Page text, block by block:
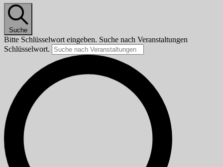
Suche
Bitte Schlüsselwort eingeben. Suche nach Veranstaltungen
Schlüsselwort.